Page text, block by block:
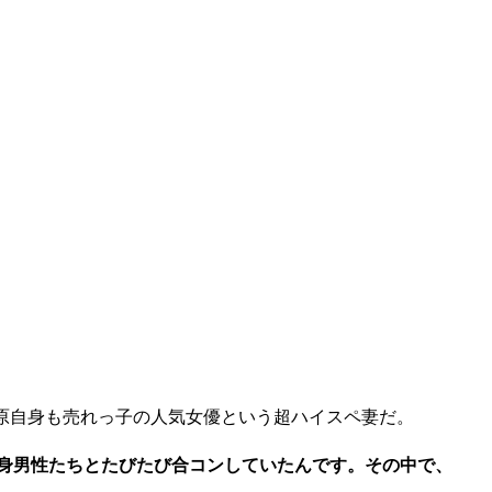
身も売れっ子の人気女優という超ハイスペ妻だ。
性たちとたびたび合コンしていたんです。その中で、